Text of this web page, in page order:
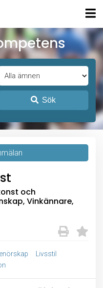
Sök
och
Vinkännare,
Livsstil